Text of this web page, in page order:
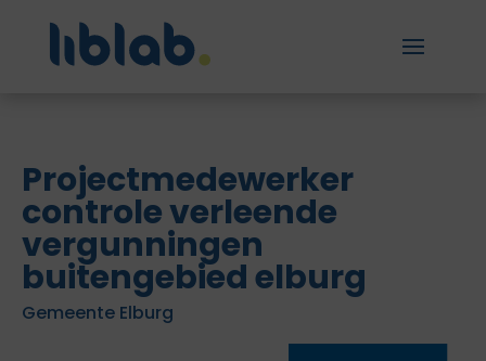
Projectmedewerker
controle verleende
vergunningen
buitengebied elburg
Gemeente Elburg